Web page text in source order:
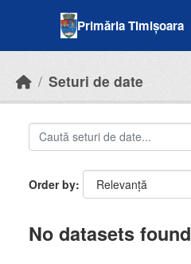
Primăria Timișoara
Seturi de date
Order by
No datasets found